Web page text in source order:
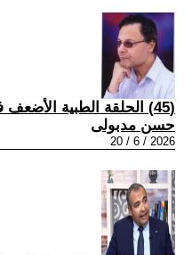
(45) الحلقة الطبية الأضعف فى مصر!!
حسن مدبولى
2026 / 6 / 20